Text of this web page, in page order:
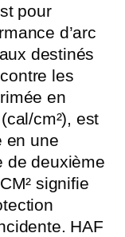
pour
d’arc
destinés
les
en
cm²), est
en une
de deuxième
signifie
HAF